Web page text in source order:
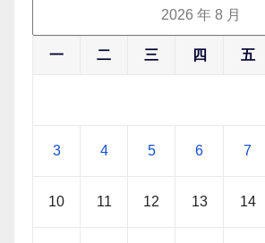
2026 年 8 月
一 二 三 四 五
3 4 5 6 7
10 11 12 13 14